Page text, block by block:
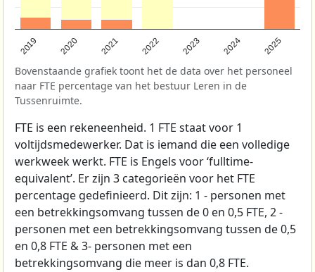
2019 2020 2021 2022 2023 2024 2025
Bovenstaande grafiek toont het de data over het personeel
naar FTE percentage van het bestuur Leren in de
Tussenruimte.
FTE is een rekeneenheid. 1 FTE staat voor 1
voltijdsmedewerker. Dat is iemand die een volledige
werkweek werkt. FTE is Engels voor ‘fulltime-
equivalent’. Er zijn 3 categorieën voor het FTE
percentage gedefinieerd. Dit zijn: 1 - personen met
een betrekkingsomvang tussen de 0 en 0,5 FTE, 2 -
personen met een betrekkingsomvang tussen de 0,5
en 0,8 FTE & 3- personen met een
betrekkingsomvang die meer is dan 0,8 FTE.